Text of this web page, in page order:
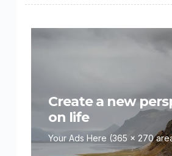
Create a new
on life
Your Ads Here (365 x 270